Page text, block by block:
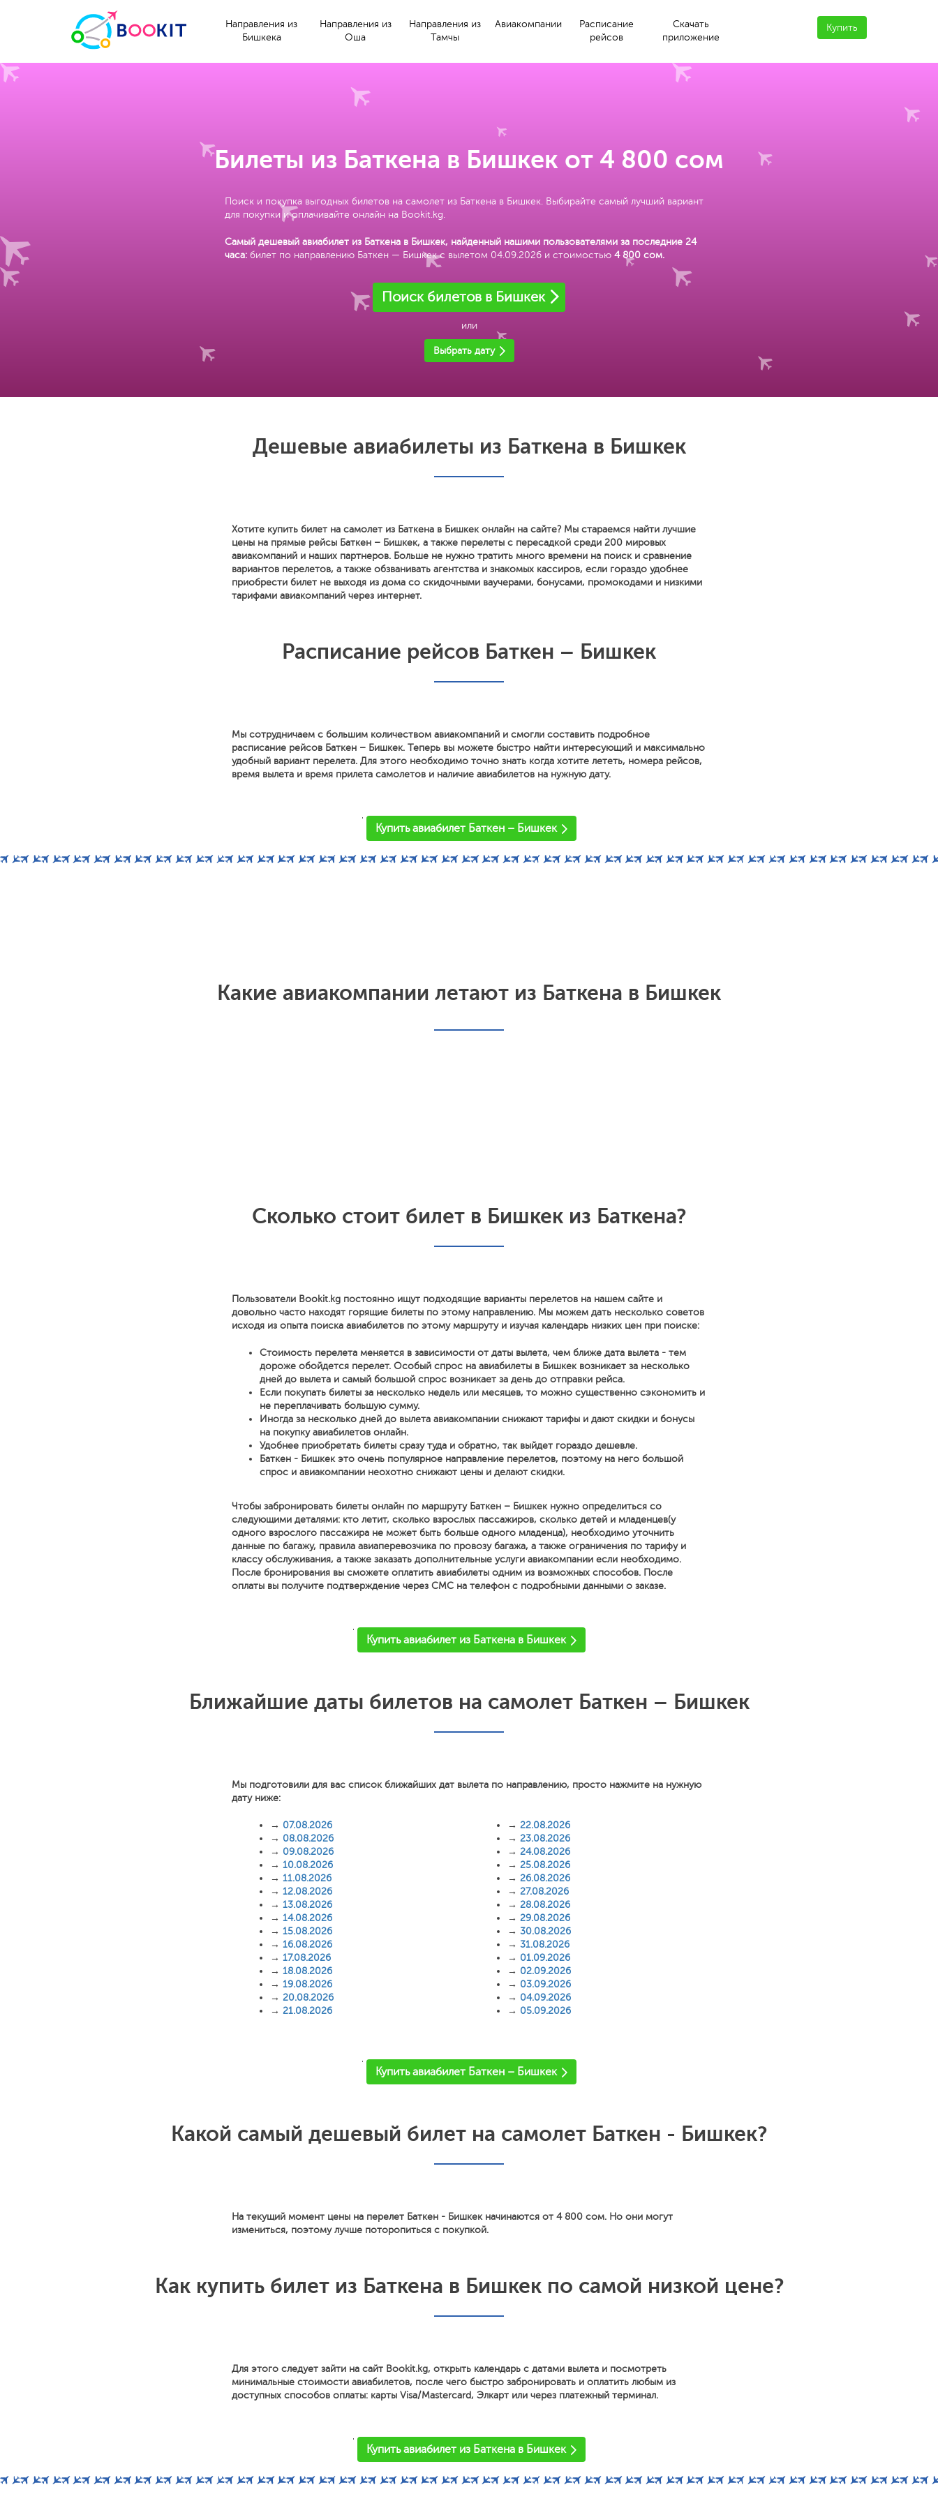
Направления из
Бишкека
Направления из
Оша
Направления из
Тамчы
Авиакомпании
Расписание
рейсов
Скачать
приложение
Купить
Билеты из Баткена в Бишкек от 4 800 сом
Поиск и покупка выгодных билетов на самолет из Баткена в Бишкек. Выбирайте самый лучший вариант
для покупки и оплачивайте онлайн на Bookit.kg.
Самый дешевый авиабилет из Баткена в Бишкек, найденный нашими пользователями за последние 24
часа: билет по направлению Баткен — Бишкек с вылетом 04.09.2026 и стоимостью 4 800 сом.
Поиск билетов в Бишкек
или
Выбрать дату
Дешевые авиабилеты из Баткена в Бишкек
Хотите купить билет на самолет из Баткена в Бишкек онлайн на сайте? Мы стараемся найти лучшие
цены на прямые рейсы Баткен – Бишкек, а также перелеты с пересадкой среди 200 мировых
авиакомпаний и наших партнеров. Больше не нужно тратить много времени на поиск и сравнение
вариантов перелетов, а также обзванивать агентства и знакомых кассиров, если гораздо удобнее
приобрести билет не выходя из дома со скидочными ваучерами, бонусами, промокодами и низкими
тарифами авиакомпаний через интернет.
Расписание рейсов Баткен – Бишкек
Мы сотрудничаем с большим количеством авиакомпаний и смогли составить подробное
расписание рейсов Баткен – Бишкек. Теперь вы можете быстро найти интересующий и максимально
удобный вариант перелета. Для этого необходимо точно знать когда хотите лететь, номера рейсов,
время вылета и время прилета самолетов и наличие авиабилетов на нужную дату.
'
Купить авиабилет Баткен – Бишкек
Какие авиакомпании летают из Баткена в Бишкек
Сколько стоит билет в Бишкек из Баткена?
Пользователи Bookit.kg постоянно ищут подходящие варианты перелетов на нашем сайте и
довольно часто находят горящие билеты по этому направлению. Мы можем дать несколько советов
исходя из опыта поиска авиабилетов по этому маршруту и изучая календарь низких цен при поиске:
Стоимость перелета меняется в зависимости от даты вылета, чем ближе дата вылета - тем
дороже обойдется перелет. Особый спрос на авиабилеты в Бишкек возникает за несколько
дней до вылета и самый большой спрос возникает за день до отправки рейса.
Если покупать билеты за несколько недель или месяцев, то можно существенно сэкономить и
не переплачивать большую сумму.
Иногда за несколько дней до вылета авиакомпании снижают тарифы и дают скидки и бонусы
на покупку авиабилетов онлайн.
Удобнее приобретать билеты сразу туда и обратно, так выйдет гораздо дешевле.
Баткен - Бишкек это очень популярное направление перелетов, поэтому на него большой
спрос и авиакомпании неохотно снижают цены и делают скидки.
Чтобы забронировать билеты онлайн по маршруту Баткен – Бишкек нужно определиться со
следующими деталями: кто летит, сколько взрослых пассажиров, сколько детей и младенцев(у
одного взрослого пассажира не может быть больше одного младенца), необходимо уточнить
данные по багажу, правила авиаперевозчика по провозу багажа, а также ограничения по тарифу и
классу обслуживания, а также заказать дополнительные услуги авиакомпании если необходимо.
После бронирования вы сможете оплатить авиабилеты одним из возможных способов. После
оплаты вы получите подтверждение через СМС на телефон с подробными данными о заказе.
'
Купить авиабилет из Баткена в Бишкек
Ближайшие даты билетов на самолет Баткен – Бишкек
Мы подготовили для вас список ближайших дат вылета по направлению, просто нажмите на нужную
дату ниже:
→ 07.08.2026
→ 08.08.2026
→ 09.08.2026
→ 10.08.2026
→ 11.08.2026
→ 12.08.2026
→ 13.08.2026
→ 14.08.2026
→ 15.08.2026
→ 16.08.2026
→ 17.08.2026
→ 18.08.2026
→ 19.08.2026
→ 20.08.2026
→ 21.08.2026
→ 22.08.2026
→ 23.08.2026
→ 24.08.2026
→ 25.08.2026
→ 26.08.2026
→ 27.08.2026
→ 28.08.2026
→ 29.08.2026
→ 30.08.2026
→ 31.08.2026
→ 01.09.2026
→ 02.09.2026
→ 03.09.2026
→ 04.09.2026
→ 05.09.2026
'
Купить авиабилет Баткен – Бишкек
Какой самый дешевый билет на самолет Баткен - Бишкек?
На текущий момент цены на перелет Баткен - Бишкек начинаются от 4 800 сом. Но они могут
измениться, поэтому лучше поторопиться с покупкой.
Как купить билет из Баткена в Бишкек по самой низкой цене?
Для этого следует зайти на сайт Bookit.kg, открыть календарь с датами вылета и посмотреть
минимальные стоимости авиабилетов, после чего быстро забронировать и оплатить любым из
доступных способов оплаты: карты Visa/Mastercard, Элкарт или через платежный терминал.
'
Купить авиабилет из Баткена в Бишкек